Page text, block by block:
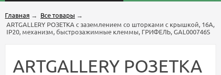
Главная → Все товары →
ARTGALLERY РОЗЕТКА с заземлением со шторками с крышкой, 16А,
IP20, механизм, быстрозажимные клеммы, ГРИФЕЛЬ, GAL000746S
ARTGALLERY РОЗЕТКА